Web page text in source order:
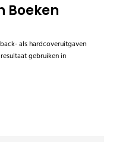
Boeken
als hardcoveruitgaven
gebruiken in